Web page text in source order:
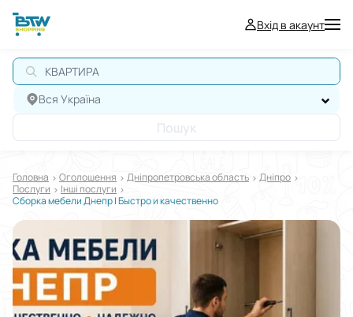
Вхід в акаунт
Вся Україна
Пошук
Головна Оголошення Дніпропетровська область
Дніпро
Послуги
Інші послуги
Сбopка мебели Днепр | Быcтро и качественно